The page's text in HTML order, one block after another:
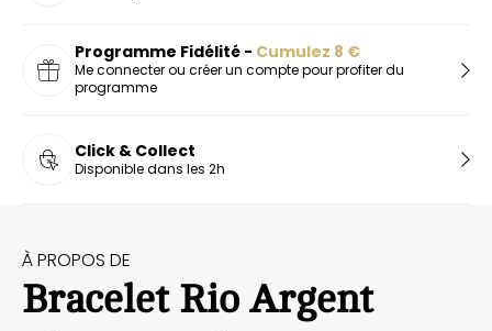
Programme Fidélité - Cumulez 8 €
Me connecter ou créer un compte pour profiter du
programme
Click & Collect
Disponible dans les 2h
À PROPOS DE
Bracelet Rio Argent